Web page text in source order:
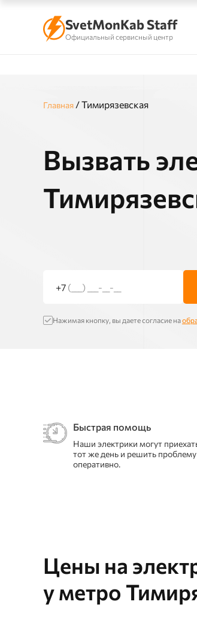
SvetMonKab Staff
Официальный сервисный центр
Главная /Тимирязевская
Вызвать
+7 (___) ___-__-__
Нажимая кнопку, вы даете согласие на
Быстрая помощь
Наши электрики могут
тот же день и решить проблему
оперативно.
Цены на
у метро